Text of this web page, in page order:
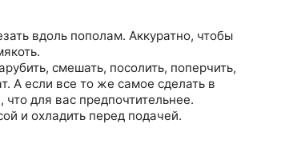
вдоль пополам. Аккуратно, чтобы
смешать, посолить, поперчить,
А если все то же самое сделать в
для вас предпочтительнее.
и охладить перед подачей.